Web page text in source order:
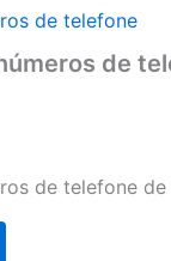
de telefone
de
de telefone